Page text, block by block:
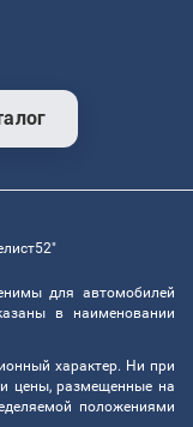
для автомобилей
в наименовании
характер. Ни при
цены, размещенные на
положениями